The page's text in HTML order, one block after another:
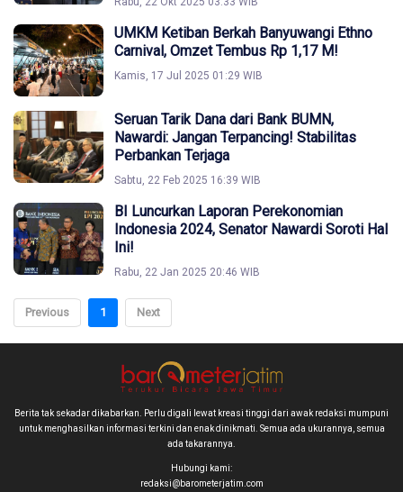
UMKM Ketiban Berkah Banyuwangi Ethno
Carnival, Omzet Tembus Rp 1,17 M!
Kamis, 17 Jul 2025 01:29 WIB
Seruan Tarik Dana dari Bank BUMN,
Nawardi: Jangan Terpancing! Stabilitas
Perbankan Terjaga
Sabtu, 22 Feb 2025 16:39 WIB
BI Luncurkan Laporan Perekonomian
Indonesia 2024, Senator Nawardi Soroti Hal
Ini!
Rabu, 22 Jan 2025 20:46 WIB
Previous 1 Next
Berita tak sekadar dikabarkan. Perlu digali lewat kreasi tinggi dari awak redaksi mumpuni
untuk menghasilkan informasi terkini dan enak dinikmati. Semua ada ukurannya, semua
ada takarannya.
Hubungi kami:
redaksi@barometerjatim.com